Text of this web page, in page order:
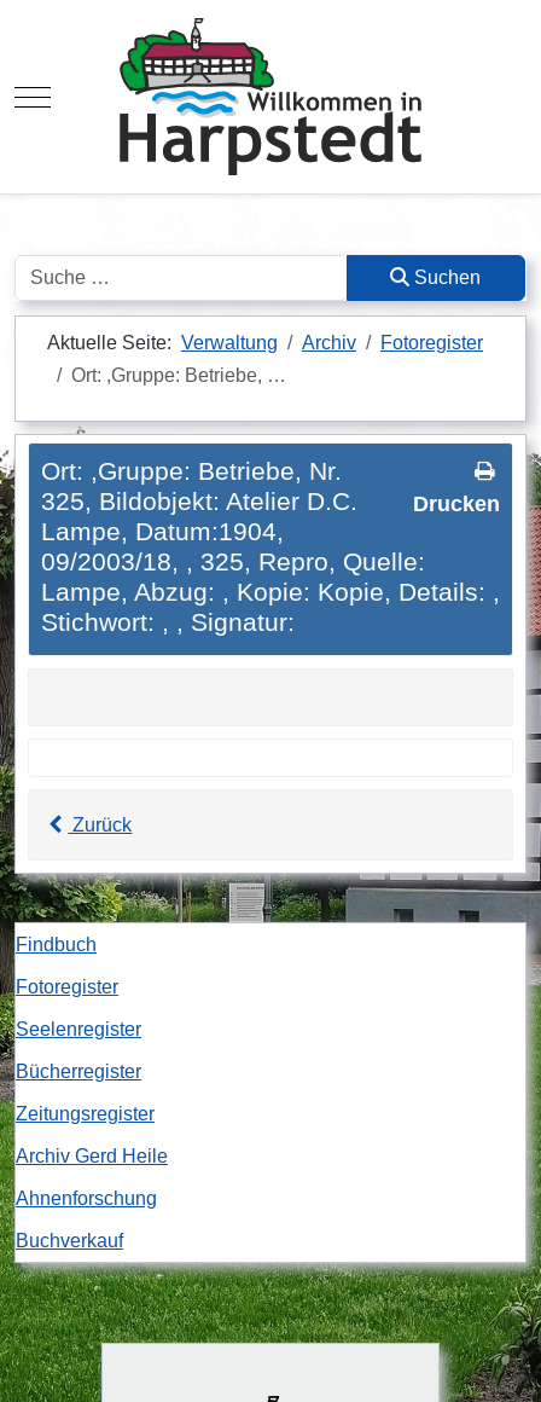
Mobile Menu Toggle
Suchen Suchen
Aktuelle Seite: Verwaltung Archiv
Fotoregister
Ort: ,Gruppe: Betriebe, …
Drucken
Ort: ,Gruppe: Betriebe, Nr.
325, Bildobjekt: Atelier D.C.
Lampe, Datum:1904,
09/2003/18, , 325, Repro, Quelle:
Lampe, Abzug: , Kopie: Kopie, Details: ,
Stichwort: , , Signatur:
Zurück
Findbuch
Fotoregister
Seelenregister
Bücherregister
Zeitungsregister
Archiv Gerd Heile
Ahnenforschung
Buchverkauf